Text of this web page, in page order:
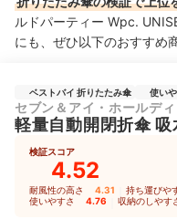
ルドパーティー Wpc.
にも、ぜひ以下のおすすめ
ベストバイ 折りたたみ傘 使い
セブン＆アイ・ホールデ
軽量自動開閉折傘
検証スコア
4.52
耐風性の高さ 4.31 持ち運びや
使いやすさ 4.76 収納のしやす